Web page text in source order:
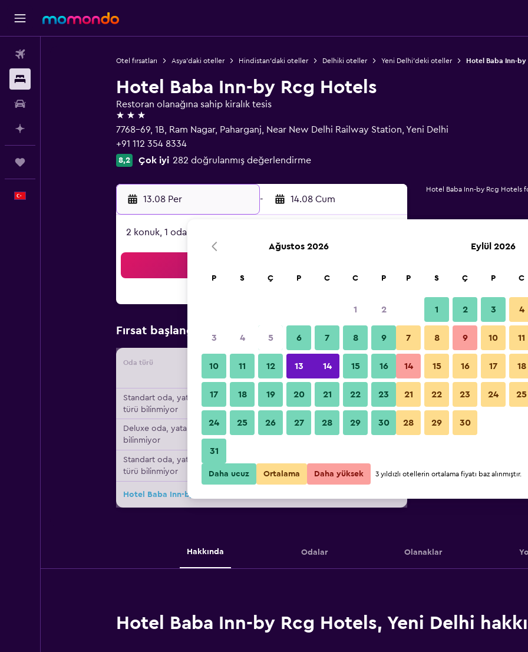
Otel fırsatları Asya'daki oteller Hindistan'daki oteller Delhiki oteller Yeni Delhi'deki oteller Hotel Baba Inn-by
Hotel Baba Inn-by Rcg Hotels
Restoran olanağına sahip kiralık tesis
3 yıldız
7768-69, 1B, Ram Nagar, Paharganj, Near New Delhi Railway Station, Yeni Delhi
+91 112 354 8334
8,2 Çok iyi 282 doğrulanmış değerlendirme
13.08 Per - 14.08 Cum
2 konuk, 1 oda
Fırsat başlangıç fiyatı ₺599 En ucuz gecelik fiyat
Oda türü Tedarikçi
Gecelik
Standart oda, yatak
türü bilinmiyor
₺599 Fırsatı Görüntüle
Deluxe oda, yatak türü
bilinmiyor
₺822 Fırsatı Görüntüle
Standart oda, yatak
türü bilinmiyor
₺1.023 Fırsatı Görüntüle
Hotel Baba Inn-by Rcg Hotels için diğer 4fırsat
Hotel Baba Inn-by Rcg Hotels
Hakkında Odalar Olanaklar
Hotel Baba Inn-by Rcg Hotels, Yeni Delhi
Ağustos 2026
P S Ç P C C P
1 2
3 4 5 6 7 8 9
10 11 12 13 14 15 16
17 18 19 20 21 22 23
24 25 26 27 28 29 30
31
Eylül 2026
P S Ç P C
1 2 3 4
7 8 9 10 11
14 15 16 17 18
21 22 23 24 25
28 29 30
Daha ucuz Ortalama Daha yüksek 3 yıldızlı otellerin ortalama fiyatı baz alınmıştır.